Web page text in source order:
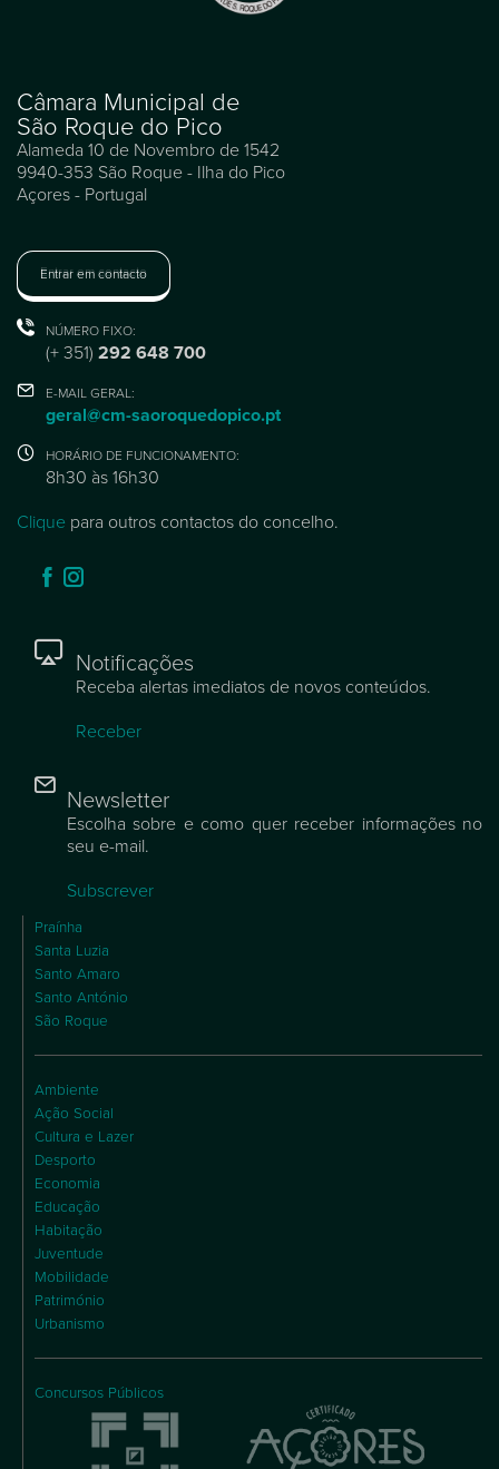
Câmara Municipal de
São Roque do Pico
Alameda 10 de Novembro de 1542
9940-353 São Roque - Ilha do Pico
Açores - Portugal
Entrar em contacto
NÚMERO FIXO:
(+ 351) 292 648 700
E-MAIL GERAL:
geral@cm-saoroquedopico.pt
HORÁRIO DE FUNCIONAMENTO:
8h30 às 16h30
Clique para outros contactos do concelho.
Notificações
Receba alertas imediatos de novos conteúdos.
Receber
Newsletter
Escolha sobre e como quer receber informações no
seu e-mail.
Subscrever
Praínha
Santa Luzia
Santo Amaro
Santo António
São Roque
Ambiente
Ação Social
Cultura e Lazer
Desporto
Economia
Educação
Habitação
Juventude
Mobilidade
Património
Urbanismo
Concursos Públicos